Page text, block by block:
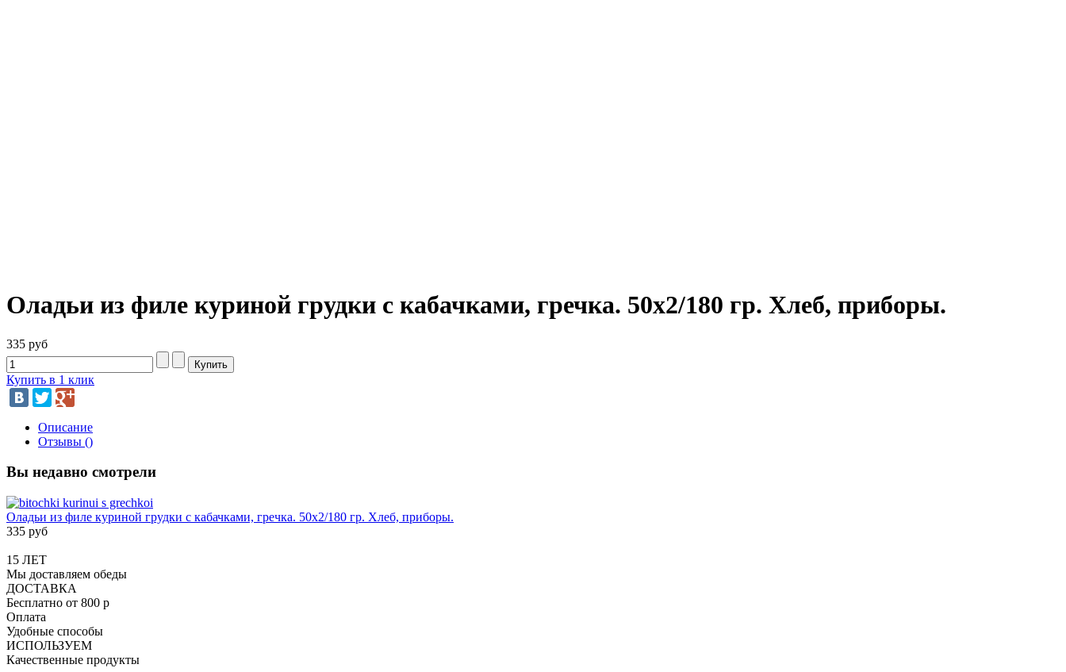
Оладьи из филе куриной грудки с кабачками, гречка. 50х2/180 гр. Хлеб, приборы.
335 руб
Купить в 1 клик
Описание
Отзывы ()
Вы недавно смотрели
Оладьи из филе куриной грудки с кабачками, гречка. 50х2/180 гр. Хлеб, приборы.
335 руб
15 ЛЕТ
Мы доставляем обеды
ДОСТАВКА
Бесплатно от 800 р
Оплата
Удобные способы
ИСПОЛЬЗУЕМ
Качественные продукты